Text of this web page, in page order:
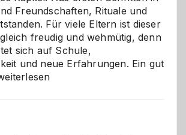
Freundschaften, Rituale und
Für viele Eltern ist dieser
freudig und wehmütig, denn
sich auf Schule,
und neue Erfahrungen. Ein gut